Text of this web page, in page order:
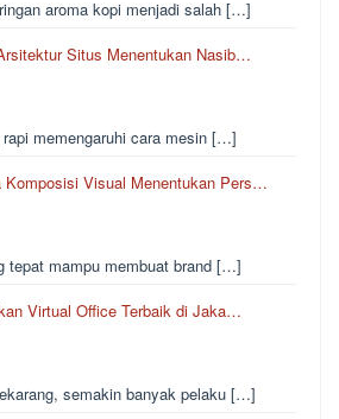
aroma kopi menjadi salah […]
Situs Menentukan Nasib…
memengaruhi cara mesin […]
Komposisi Visual Menentukan Pers…
tepat mampu membuat brand […]
Virtual Office Terbaik di Jaka…
semakin banyak pelaku […]